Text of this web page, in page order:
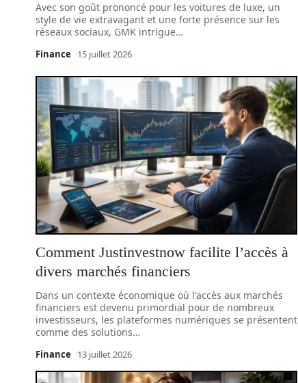
Avec son goût prononcé pour les voitures de luxe, un
style de vie extravagant et une forte présence sur les
réseaux sociaux, GMK intrigue…
Finance 15 juillet 2026
Comment Justinvestnow facilite l’accès à
divers marchés financiers
Dans un contexte économique où l'accès aux marchés
financiers est devenu primordial pour de nombreux
investisseurs, les plateformes numériques se présentent
comme des solutions…
Finance 13 juillet 2026